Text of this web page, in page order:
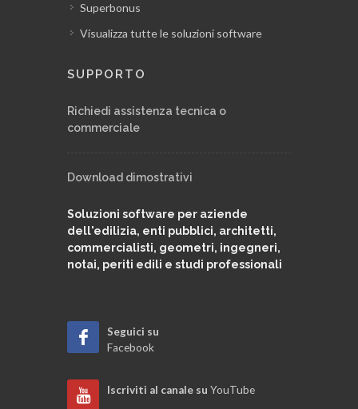
Superbonus
Visualizza tutte le soluzioni software
SUPPORTO
Richiedi assistenza tecnica o
commerciale
Download dimostrativi
Soluzioni software per aziende
dell'edilizia, enti pubblici, architetti,
commercialisti, geometri, ingegneri,
notai, periti edili e studi professionali
Seguici su
Facebook
Iscriviti al canale su YouTube